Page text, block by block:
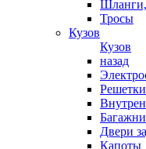
Шланги,
Тросы
Кузов
Кузов
назад
Двери
Капоты